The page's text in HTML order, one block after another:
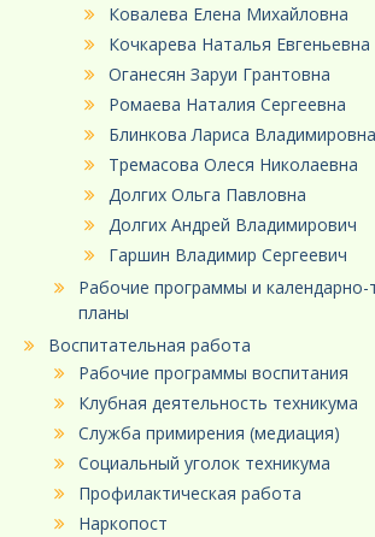
Ковалева Елена Михайловна
Кочкарева Наталья Евгеньевна
Оганесян Заруи Грантовна
Ромаева Наталия Сергеевна
Блинкова Лариса Владимировна
Тремасова Олеся Николаевна
Долгих Ольга Павловна
Долгих Андрей Владимирович
Гаршин Владимир Сергеевич
Рабочие программы и календарно-
планы
Воспитательная работа
Рабочие программы воспитания
Клубная деятельность техникума
Служба примирения (медиация)
Социальный уголок техникума
Профилактическая работа
Наркопост